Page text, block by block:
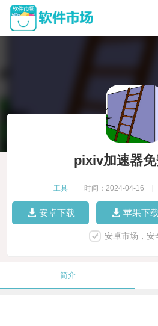
pixiv加速器免
工具 时间：2024-04-16
安卓下载 苹果下载
安卓市场，安
简介